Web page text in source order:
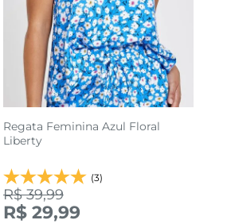
Regata Feminina Azul Floral
Liberty
(3)
R$ 39,99
R$ 29,99